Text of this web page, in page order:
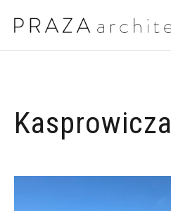
Kasprowicza